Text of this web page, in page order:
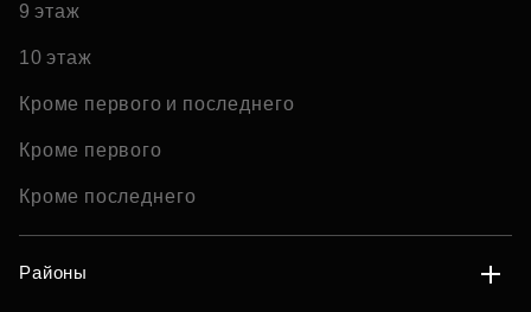
9 этаж
10 этаж
Кроме первого и последнего
Кроме первого
Кроме последнего
Районы